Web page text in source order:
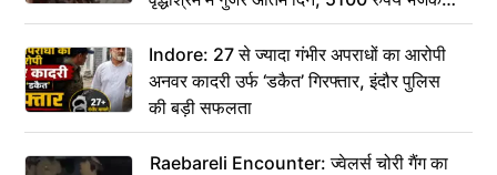
कहा– अंतिम संस्कार कर दीजिए हम नहीं आ पाएंगे
Indore: 27 से ज्यादा गंभीर अपराधों का आरोपी
अनवर कादरी उर्फ ‘डकैत’ गिरफ्तार, इंदौर पुलिस
की बड़ी सफलता
Raebareli Encounter: ज्वेलर्स चोरी गैंग का